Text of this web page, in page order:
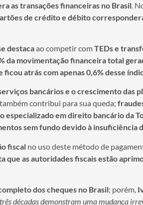
as transações financeiras no Brasil .
de crédito e débito
destacaao competir comTEDs e
da movimentação financeira total
ficou atrás com apenas 0,6% desse
bancários e o crescimento das
também contribui para sua queda;
especializado em direito bancário da
sem fundo devido à insuficiência
fiscal no uso deste método de
que as autoridades fiscais estão
dos cheques no Brasil; porém,
décadas demonstram uma mudança